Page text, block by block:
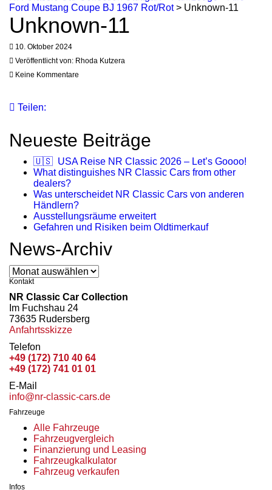
Ford Mustang Coupe BJ 1967 Rot/Rot> Unknown-11
Unknown-11
10. Oktober 2024
Veröffentlicht von: Rhoda Kutzera
Keine Kommentare
Teilen:
Neueste Beiträge
🇺🇸 USA Reise NR Classic 2026 – Let’s Goooo!
What distinguishes NR Classic Cars from other
dealers?
Was unterscheidet NR Classic Cars von anderen
Händlern?
Ausstellungsräume erweitert
Gefahren und Risiken beim Oldtimerkauf
News-Archiv
News-
Archiv
Kontakt
NR Classic Car Collection
Im Fuchshau 24
73635 Rudersberg
Anfahrtsskizze
Telefon
+49 (172) 710 40 64
+49 (172) 741 01 01
E-Mail
info@nr-classic-cars.de
Fahrzeuge
Alle Fahrzeuge
Fahrzeugvergleich
Finanzierung und Leasing
Fahrzeugkalkulator
Fahrzeug verkaufen
Infos